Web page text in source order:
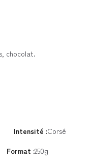
chocolat.
Intensité :Corsé
Format :250g